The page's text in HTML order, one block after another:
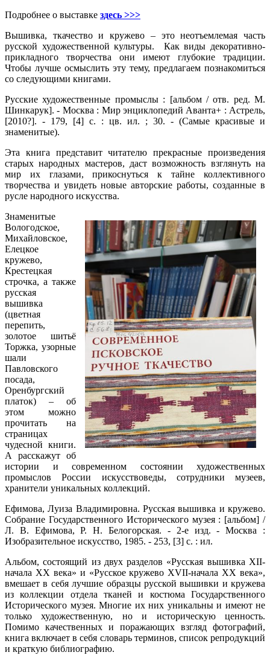
Подробнее о выставке здесь >>>
Вышивка, ткачество и кружево – это неотъемлемая часть
русской художественной культуры. Как виды декоративно-
прикладного творчества они имеют глубокие традиции.
Чтобы лучше осмыслить эту тему, предлагаем познакомиться
со следующими книгами.
Русские художественные промыслы : [альбом / отв. ред. М.
Шинкарук]. - Москва : Мир энциклопедий Аванта+ : Астрель,
[2010?]. - 179, [4] с. : цв. ил. ; 30. - (Самые красивые и
знаменитые).
Эта книга представит читателю прекрасные произведения
старых народных мастеров, даст возможность взглянуть на
мир их глазами, прикоснуться к тайне коллективного
творчества и увидеть новые авторские работы, созданные в
русле народного искусства.
Знаменитые
Вологодское,
Михайловское,
Елецкое
кружево,
Крестецкая
строчка, а также
русская
вышивка
(цветная
перепить,
золотое шитьё
Торжка, узорные
шали
Павловского
посада,
Оренбургский
платок) – об
этом можно
прочитать на
страницах
чудесной книги.
А расскажут об
истории и современном состоянии художественных
промыслов России искусствоведы, сотрудники музеев,
хранители уникальных коллекций.
Ефимова, Луиза Владимировна. Русская вышивка и кружево.
Собрание Государственного Исторического музея : [альбом] /
Л. В. Ефимова, Р. Н. Белогорская. - 2-е изд. - Москва :
Изобразительное искусство, 1985. - 253, [3] с. : ил.
Альбом, состоящий из двух разделов «Русская вышивка XII-
начала XX века» и «Русское кружево XVII-начала XX века»,
вмешает в себя лучшие образцы русской вышивки и кружева
из коллекции отдела тканей и костюма Государственного
Исторического музея. Многие их них уникальны и имеют не
только художественную, но и историческую ценность.
Помимо качественных и поражающих взгляд фотографий,
книга включает в себя словарь терминов, список репродукций
и краткую библиографию.